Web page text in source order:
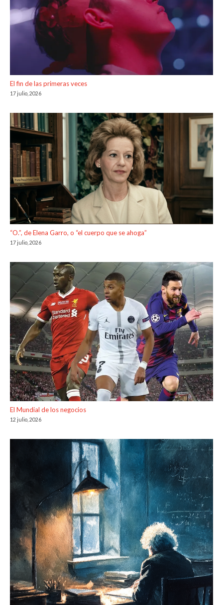
El fin de las primeras veces
17 julio, 2026
“O.”, de Elena Garro, o “el cuerpo que se ahoga”
17 julio, 2026
El Mundial de los negocios
12 julio, 2026